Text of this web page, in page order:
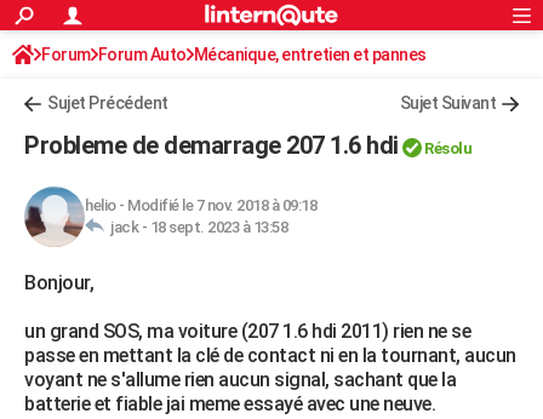
ACTUALITÉS
Politique
Société
Faits Divers
Education
Monde
Villes
+
Retraite
Impôts
Epargne
Immobilier
Risques naturels par ville
Banque
Assurance
Crédit
AUTO
HIGH-TECH
BRICOLAGE
Forum
Aménagement intérieur
Extérieur
Cuisine
Salle de bains
Jardinage
Rangement
WEEK-END
Rechercher
S'inscrire
Connexion
Forum Forum Auto Mécanique, entretien et pannes
Sujet Précédent Sujet Suivant
Probleme de demarrage 207 1.6 hdi Résolu
helio- Modifié le 7 nov. 2018 à 09:18
jack - 18 sept. 2023 à 13:58
Bonjour,
un grand SOS, ma voiture (207 1.6 hdi 2011) rien ne se
passe en mettant la clé de contact ni en la tournant, aucun
voyant ne s'allume rien aucun signal, sachant que la
batterie et fiable jai meme essayé avec une neuve.